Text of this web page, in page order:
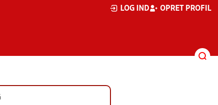
LOG IND OPRET PROFIL